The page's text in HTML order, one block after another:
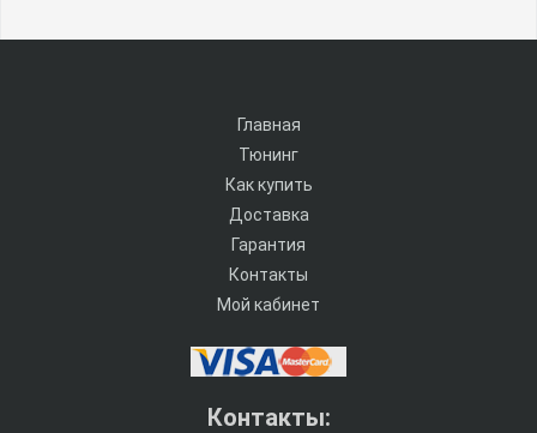
Главная
Тюнинг
Как купить
Доставка
Гарантия
Контакты
Мой кабинет
Контакты: